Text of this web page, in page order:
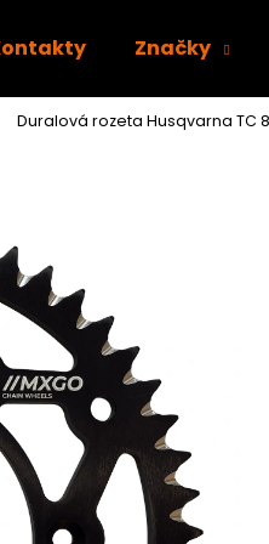
Značky
Duralová rozeta Husqvarna TC
Co potřebujete
Doporučujeme